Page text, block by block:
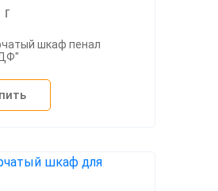
г
шкаф пенал